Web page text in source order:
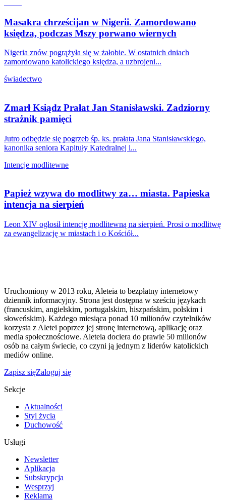
Masakra chrześcijan w Nigerii. Zamordowano
księdza, podczas Mszy porwano wiernych
Nigeria znów pogrążyła się w żałobie. W ostatnich dniach
zamordowano katolickiego księdza, a uzbrojeni...
świadectwo
Zmarł Ksiądz Prałat Jan Stanisławski. Zadziorny
strażnik pamięci
Jutro odbędzie się pogrzeb śp. ks. prałata Jana Stanisławskiego,
kanonika seniora Kapituły Katedralnej i...
Intencje modlitewne
Papież wzywa do modlitwy za… miasta. Papieska
intencja na sierpień
Leon XIV ogłosił intencję modlitewną na sierpień. Prosi o modlitwę
za ewangelizację w miastach i o Kościół...
Uruchomiony w 2013 roku, Aleteia to bezpłatny internetowy
dziennik informacyjny. Strona jest dostępna w sześciu językach
(francuskim, angielskim, portugalskim, hiszpańskim, polskim i
słoweńskim). Każdego miesiąca ponad 10 milionów czytelników
korzysta z Aletei poprzez jej stronę internetową, aplikację oraz
media społecznościowe. Aleteia dociera do prawie 50 milionów
osób na całym świecie, co czyni ją jednym z liderów katolickich
mediów online.
Zapisz sięZaloguj się
Sekcje
Aktualności
Styl życia
Duchowość
Usługi
Newsletter
Aplikacja
Subskrypcja
Wesprzyj
Reklama